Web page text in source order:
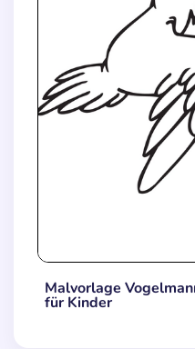
Malvorlage
für Kinder